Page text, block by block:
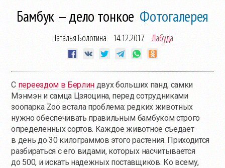
Бамбук — дело тонкое Фотогалерея
Наталья Болотина 14.12.2017 Лабуда
С переездом в Берлин двух больших панд, самки
Мэнмэн и самца Цзяоцина, перед сотрудниками
зоопарка Zoo встала проблема: редких животных
нужно обеспечивать правильным бамбуком строго
определенных сортов. Каждое животное съедает
в день до 30 килограммов этого растения. Приходится
разбираться с его видами, которых насчитывается
до 500, и искать надежных поставщиков. Ко всему,